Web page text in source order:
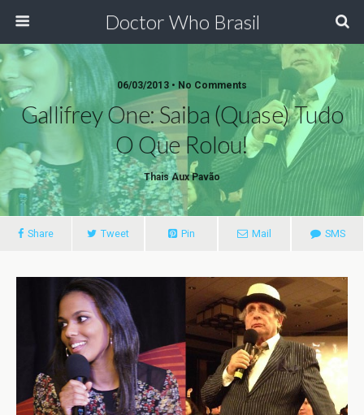
Doctor Who Brasil
06/03/2013 • No Comments
Gallifrey One: Saiba (quase) Tudo
O Que Rolou!
Thais Aux Pavão
Share Tweet Pin Mail SMS